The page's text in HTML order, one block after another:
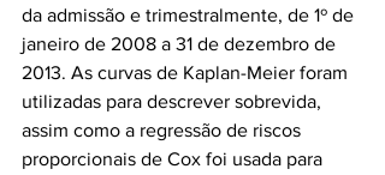
da admissão e trimestralmente, de 1º de
janeiro de 2008 a 31 de dezembro de
2013. As curvas de Kaplan-Meier foram
utilizadas para descrever sobrevida,
assim como a regressão de riscos
proporcionais de Cox foi usada para